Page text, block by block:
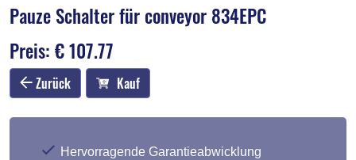
Pauze Schalter für conveyor 834EPC
Preis: € 107.77
Zurück Kauf
Hervorragende Garantieabwicklung